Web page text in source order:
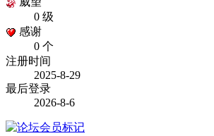
0 级
感谢
0 个
注册时间
2025-8-29
最后登录
2026-8-6